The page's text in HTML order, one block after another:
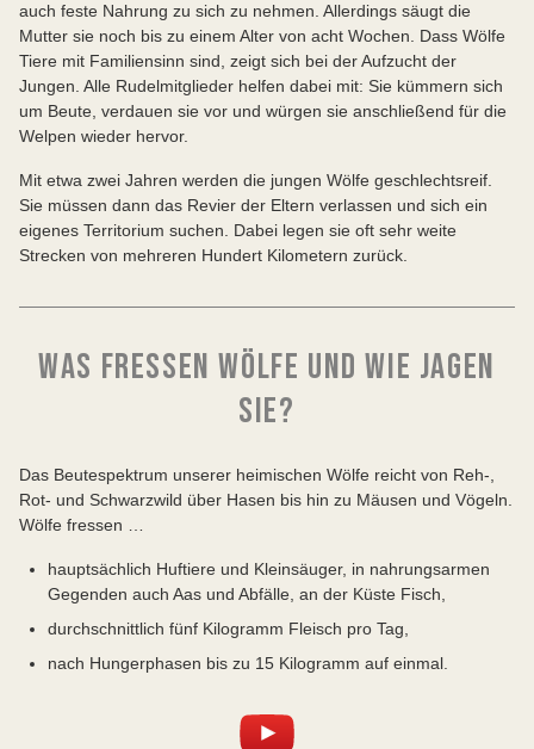
auch feste Nahrung zu sich zu nehmen. Allerdings säugt die
Mutter sie noch bis zu einem Alter von acht Wochen. Dass Wölfe
Tiere mit Familiensinn sind, zeigt sich bei der Aufzucht der
Jungen. Alle Rudelmitglieder helfen dabei mit: Sie kümmern sich
um Beute, verdauen sie vor und würgen sie anschließend für die
Welpen wieder hervor.
Mit etwa zwei Jahren werden die jungen Wölfe geschlechtsreif.
Sie müssen dann das Revier der Eltern verlassen und sich ein
eigenes Territorium suchen. Dabei legen sie oft sehr weite
Strecken von mehreren Hundert Kilometern zurück.
WAS FRESSEN WÖLFE UND WIE JAGEN
SIE?
Das Beutespektrum unserer heimischen Wölfe reicht von Reh-,
Rot- und Schwarzwild über Hasen bis hin zu Mäusen und Vögeln.
Wölfe fressen …
hauptsächlich Huftiere und Kleinsäuger, in nahrungsarmen
Gegenden auch Aas und Abfälle, an der Küste Fisch,
durchschnittlich fünf Kilogramm Fleisch pro Tag,
nach Hungerphasen bis zu 15 Kilogramm auf einmal.